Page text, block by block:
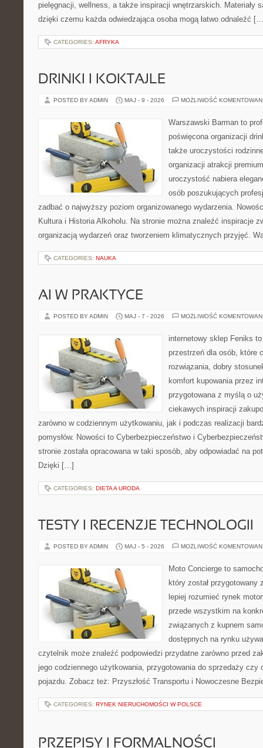
pielęgnacji, wellness, a także inspiracji wnętrzarskich. Materiały
dzięki czemu każda odwiedzająca osoba mogą łatwo odnaleźć
CATEGORIES: AFRYKA
DRINKI I KOKTAJLE
POSTED BY ADMIN MAJ - 9 - 2026 MOŻLIWOŚĆ
Warszawski Barman to
poświęcona organizacji
także uroczystości
organizacji atrakcji
uroczystość nabiera
osób poszukujących
zadbać o najwyższy poziom organizowanego wydarzenia.
Kultura i Historia Alkoholu. Na stronie można znaleźć inspiracje
organizacją wydarzeń oraz tworzeniem klimatycznych przyjęć.
CATEGORIES: NAUKA
AI W PRAKTYCE
POSTED BY ADMIN MAJ - 7 - 2026 MOŻLIWOŚĆ
internetowy sklep Feniks
przestrzeń dla osób, które
rozwiązania, dobry
komfort kupowania przez
przygotowana z myślą o
ciekawych inspiracji
zarówno w codziennym użytkowaniu, jak i podczas realizacji
pomysłów. Nowości to Cyberbezpieczeństwo i
stronie została opracowana w taki sposób, aby odpowiadać na
Dzięki […]
CATEGORIES: DIETA A URODA
TESTY I RECENZJE TECHNOLOGII
POSTED BY ADMIN MAJ - 5 - 2026 MOŻLIWOŚĆ
Moto Concierge to
który został
lepiej rozumieć rynek
przede wszystkim na
związanych z kupnem
dostępnych na rynku
czytelnik może znaleźć podpowiedzi przydatne zarówno przed
jego codziennego użytkowania, przygotowania do sprzedaży czy
pojazdu. Zobacz też: Przyszłość Transportu i Nowoczesne
CATEGORIES: RYNEK NIERUCHOMOŚCI W POLSCE
PRZEPISY I FORMALNOŚCI